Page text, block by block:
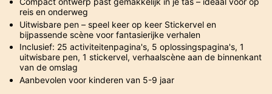
reis en onderweg
Uitwisbare pen – speel keer op keer Stickervel en
bijpassende scène voor fantasierijke verhalen
Inclusief: 25 activiteitenpagina's, 5 oplossingspagina's, 1
uitwisbare pen, 1 stickervel, verhaalscène aan de binnenkant
van de omslag
Aanbevolen voor kinderen van 5-9 jaar